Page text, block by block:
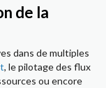
de la
dans de multiples
, le pilotage des flux
ou encore